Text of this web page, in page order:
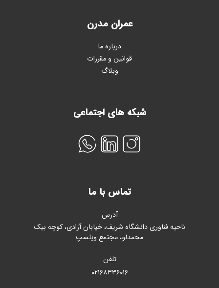
عمران مدرن
درباره ما
قوانین و مقررات
وبلاگ
شبکه های اجتماعی
تماس با ما
آدرس
ناحیه فناوری دانشگاه شریف، خیابان آزادی، کوچه بیک
محمدلو، مجتمع ویلسپ
تلفن
۰۲۱۶۸۳۳۶۰۱۶